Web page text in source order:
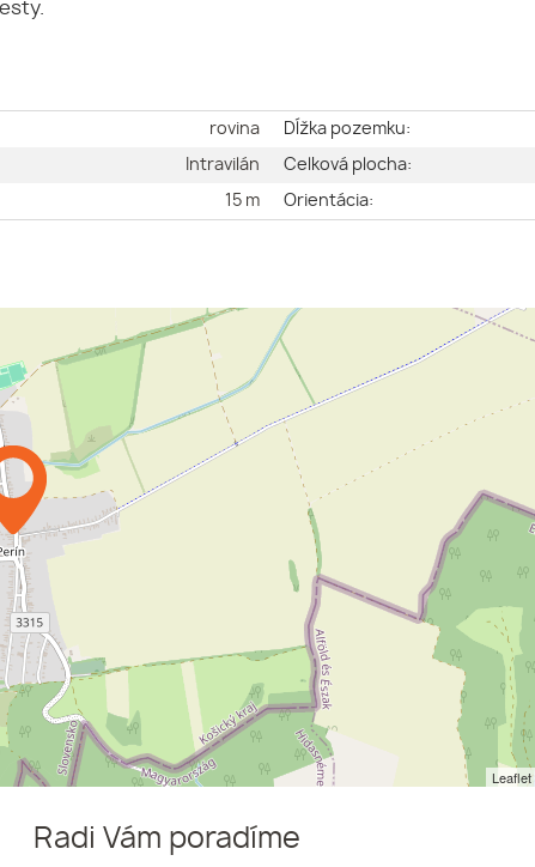
rovina
Intravilán
15 m
Dĺžka pozemku:
Celková plocha:
Orientácia:
Leaflet
Radi Vám poradíme